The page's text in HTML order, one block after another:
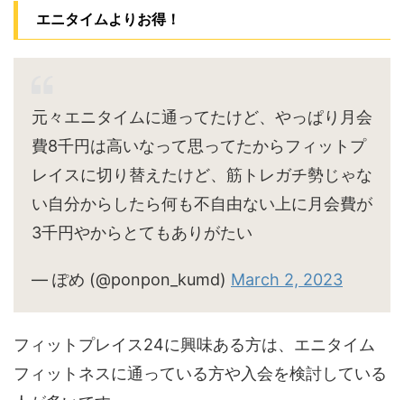
エニタイムよりお得！
元々エニタイムに通ってたけど、やっぱり月会
費8千円は高いなって思ってたからフィットプ
レイスに切り替えたけど、筋トレガチ勢じゃな
い自分からしたら何も不自由ない上に月会費が
3千円やからとてもありがたい
— ぽめ (@ponpon_kumd) March 2, 2023
フィットプレイス24に興味ある方は、エニタイム
フィットネスに通っている方や入会を検討している